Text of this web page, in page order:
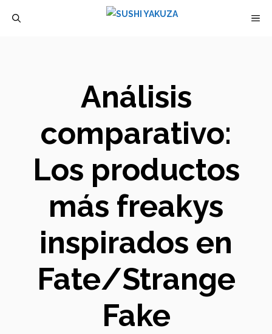
Análisis
comparativo:
Los productos
más freakys
inspirados en
Fate/Strange
Fake